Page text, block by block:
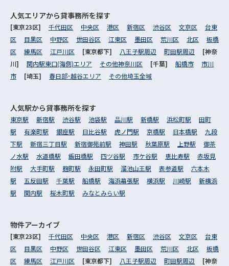
人気エリアから貸事務所を探す
[東京23区] 千代田区 中央区 港区 新宿区 渋谷区 文京区
台東
区
目黒区 中野区 世田谷区 江東区 墨田区 荒川区 北区
板橋
区
練馬区 江戸川区 [東京都下] 八王子駅周辺 町田駅周辺
[神奈
川] 関内駅東口(海側)エリア その他神奈川区 [千葉] 船橋市
市川
市
[埼玉] 春日部･越谷エリア その他埼玉全域
人気駅から貸事務所を探す
東京駅 新宿駅 渋谷駅 池袋駅 品川駅 新橋駅 浜松町駅
田町
駅
有楽町駅 銀座駅 日比谷駅 虎ノ門駅 京橋駅 日本橋駅
九段
下駅
新宿三丁目駅 新宿御苑前駅 神田駅 秋葉原駅 上野駅
御茶
ノ水駅
水道橋駅 飯田橋駅 四ツ谷駅 市ケ谷駅 恵比寿駅
赤坂見
附駅
大手町駅 麹町駅 永田町駅 溜池山王駅 表参道駅
六本木
駅
五反田駅 千葉駅 船橋駅 海浜幕張駅 横浜駅 川崎駅
新横浜
駅
関内駅 桜木町駅 みなとみらい駅
物件アーカイブ
[東京23区] 千代田区 中央区 港区 新宿区 渋谷区 文京区
台東
区
目黒区 中野区 世田谷区 江東区 墨田区 荒川区 北区
板橋
区
練馬区 江戸川区 [東京都下] 八王子駅周辺 町田駅周辺 [神奈